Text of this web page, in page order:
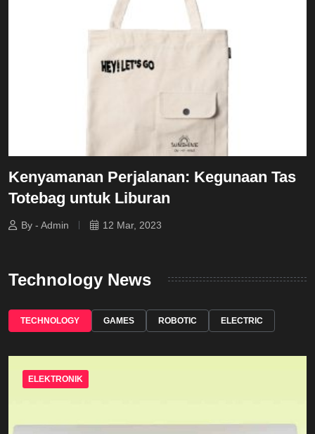
Kenyamanan Perjalanan: Kegunaan Tas
Totebag untuk Liburan
By - Admin 12 Mar, 2023
Technology News
TECHNOLOGY GAMES ROBOTIC ELECTRIC
ELEKTRONIK